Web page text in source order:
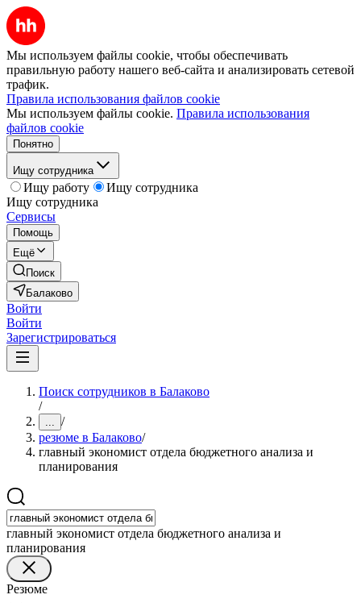
Мы используем файлы cookie, чтобы обеспечивать
правильную работу нашего веб-сайта и анализировать сетевой
трафик.
Правила использования файлов cookie
Мы используем файлы cookie. Правила использования
файлов cookie
Понятно
Ищу сотрудника
Ищу работу
Ищу сотрудника
Ищу сотрудника
Сервисы
Помощь
Ещё
Поиск
Балаково
Войти
Войти
Зарегистрироваться
Поиск сотрудников в Балаково
/
... /
резюме в Балаково/
главный экономист отдела бюджетного анализа и
планирования
главный экономист отдела бюджетного анализа и
планирования
Резюме